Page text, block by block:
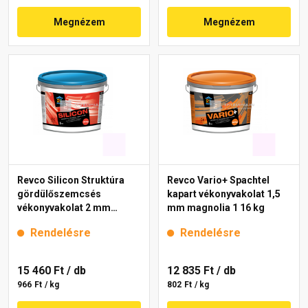
Megnézem Megnézem
Revco Silicon Struktúra
gördülőszemcsés
vékonyvakolat 2 mm
Rendelésre
15 460 Ft / db
966 Ft / kg
Revco Vario+ Spachtel
kapart vékonyvakolat 1,5
mm magnolia 1 16 kg
Rendelésre
12 835 Ft / db
802 Ft / kg